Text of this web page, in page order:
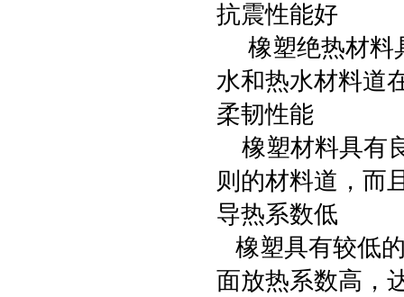
抗震性能好
橡塑绝热材料
水和热水材料道
柔韧性能
橡塑材料具有
则的材料道，而
导热系数低
橡塑具有较低
面放热系数高，